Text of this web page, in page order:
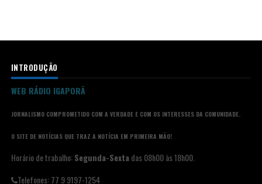
INTRODUÇÃO
WEB RÁDIO IGAPORÃ
JORNALISMO COMPROMETIDO COM A VERDADE E COM OS INTERESSES DA COMUNIDADE.
O SITE DE NOTÍCIAS QUE TRAZ A NOTÍCIA EM PRIMEIRA MÃO!
Horário de trabalho:Segunda-Sexta das 08h00 às 18h00.
Telefones: 77 9 9197-1254